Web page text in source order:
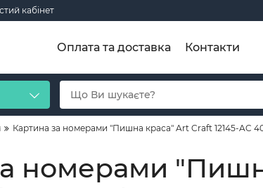
кабінет
Оплата та доставка Контакти
Картина за номерами "Пишна краса" Art Craft 12145-AC
номерами